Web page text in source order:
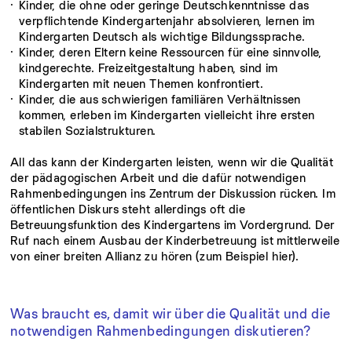
Kinder, die ohne oder geringe Deutschkenntnisse das
verpflichtende Kindergartenjahr absolvieren, lernen im
Kindergarten Deutsch als wichtige Bildungssprache.
Kinder, deren Eltern keine Ressourcen für eine sinnvolle,
kindgerechte. Freizeitgestaltung haben, sind im
Kindergarten mit neuen Themen konfrontiert.
Kinder, die aus schwierigen familiären Verhältnissen
kommen, erleben im Kindergarten vielleicht ihre ersten
stabilen Sozialstrukturen.
All das kann der Kindergarten leisten, wenn wir die Qualität
der pädagogischen Arbeit und die dafür notwendigen
Rahmenbedingungen ins Zentrum der Diskussion rücken. Im
öffentlichen Diskurs steht allerdings oft die
Betreuungsfunktion des Kindergartens im Vordergrund. Der
Ruf nach einem Ausbau der Kinderbetreuung ist mittlerweile
von einer breiten Allianz zu hören (zum Beispiel hier).
Was braucht es, damit wir über die Qualität und die
notwendigen Rahmenbedingungen diskutieren?